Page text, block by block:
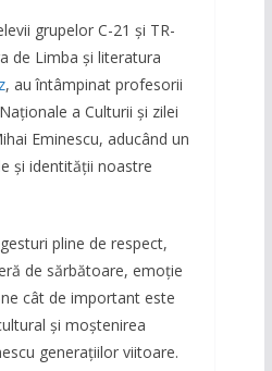
grupelor C-21 și TR-
de Limba și literatura
, au întâmpinat profesorii
a Culturii și zilei
Eminescu, aducând un
și identității noastre
pline de respect,
de sărbătoare, emoție
cât de important este
și moștenirea
generațiilor viitoare.